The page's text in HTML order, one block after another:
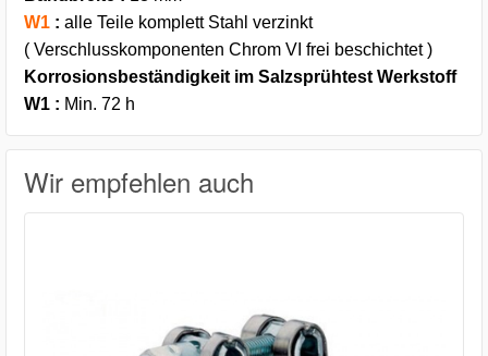
W1 : alle Teile komplett Stahl verzinkt
( Verschlusskomponenten Chrom VI frei beschichtet )
Korrosionsbeständigkeit im Salzsprühtest Werkstoff
W1 : Min. 72 h
Wir empfehlen auch